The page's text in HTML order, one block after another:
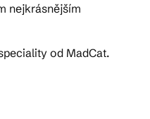
nejkrásnějším
od MadCat.